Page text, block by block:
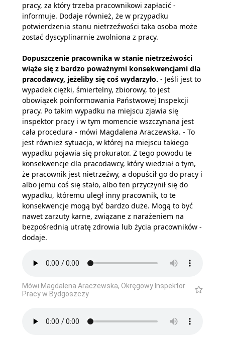
pracy, za który trzeba pracownikowi zapłacić -
informuje. Dodaje również, że w przypadku
potwierdzenia stanu nietrzeźwości taka osoba może
zostać dyscyplinarnie zwolniona z pracy.
Dopuszczenie pracownika w stanie nietrzeźwości
wiąże się z bardzo poważnymi konsekwencjami dla
pracodawcy, jeżeliby się coś wydarzyło. - Jeśli jest to
wypadek ciężki, śmiertelny, zbiorowy, to jest
obowiązek poinformowania Państwowej Inspekcji
pracy. Po takim wypadku na miejscu zjawia się
inspektor pracy i w tym momencie wszczynana jest
cała procedura - mówi Magdalena Araczewska. - To
jest również sytuacja, w której na miejscu takiego
wypadku pojawia się prokurator. Z tego powodu te
konsekwencje dla pracodawcy, który wiedział o tym,
że pracownik jest nietrzeźwy, a dopuścił go do pracy i
albo jemu coś się stało, albo ten przyczynił się do
wypadku, któremu uległ inny pracownik, to te
konsekwencje mogą być bardzo duże. Mogą to być
nawet zarzuty karne, związane z narażeniem na
bezpośrednią utratę zdrowia lub życia pracowników -
dodaje.
Mówi Magdalena Araczewska, Okręgowy Inspektor
Pracy w Bydgoszczy